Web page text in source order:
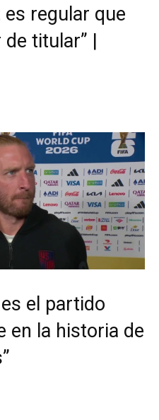
regular que
titular” |
el partido
en la historia de